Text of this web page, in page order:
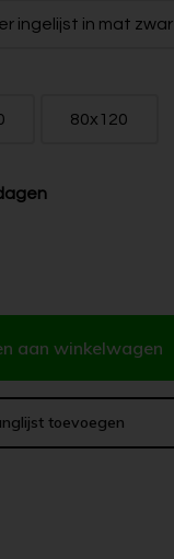
ingelijst in mat
80x120
aan winkelwagen
toevoegen